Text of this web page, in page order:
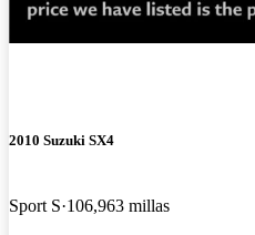
2010 Suzuki SX4
Sport S 106,963 millas